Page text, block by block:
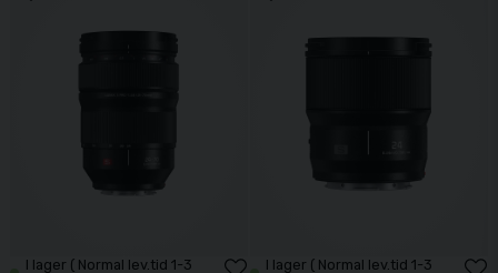
I lager ( Normal lev.tid 1-3
I lager ( Normal lev.tid 1-3